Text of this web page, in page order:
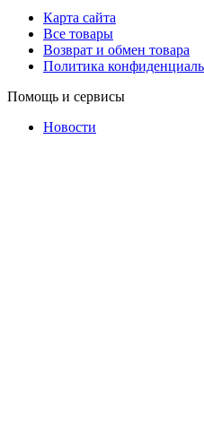
Карта сайта
Все товары
Возврат и обмен товара
Политика
Помощь и сервисы
Новости